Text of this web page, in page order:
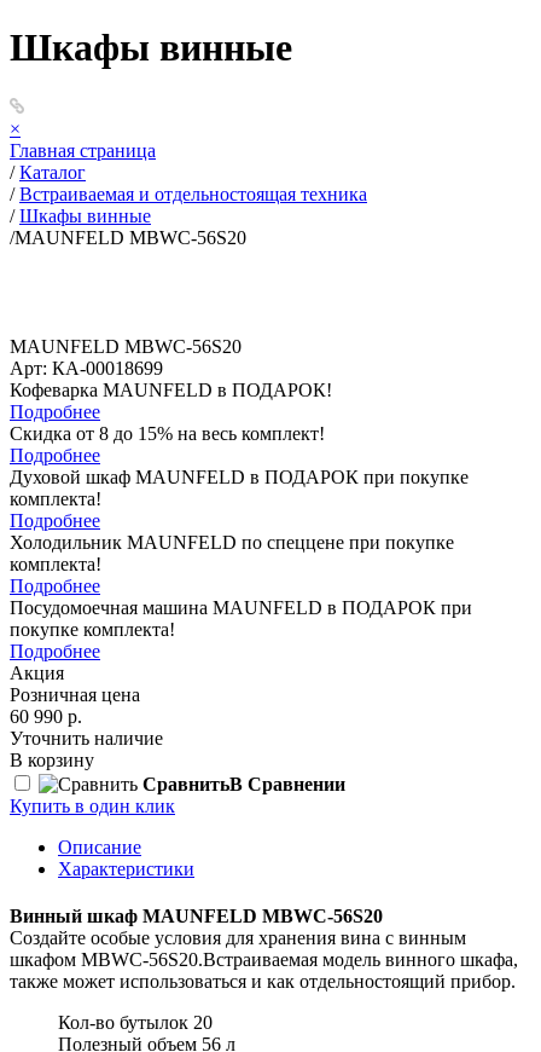
Шкафы винные
×
Главная страница
/ Каталог
/ Встраиваемая и отдельностоящая техника
/ Шкафы винные
/MAUNFELD MBWC-56S20
MAUNFELD MBWC-56S20
Арт: КА-00018699
Кофеварка MAUNFELD в ПОДАРОК!
Подробнее
Скидка от 8 до 15% на весь комплект!
Подробнее
Духовой шкаф MAUNFELD в ПОДАРОК при покупке
комплекта!
Подробнее
Холодильник MAUNFELD по спеццене при покупке
комплекта!
Подробнее
Посудомоечная машина MAUNFELD в ПОДАРОК при
покупке комплекта!
Подробнее
Акция
Розничная цена
60 990 р.
Уточнить наличие
В корзину
СравнитьВ Сравнении
Купить в один клик
Описание
Характеристики
Винный шкаф MAUNFELD MBWC-56S20
Создайте особые условия для хранения вина с винным
шкафом MBWC-56S20.Встраиваемая модель винного шкафа,
также может использоваться и как отдельностоящий прибор.
Кол-во бутылок 20
Полезный объем 56 л